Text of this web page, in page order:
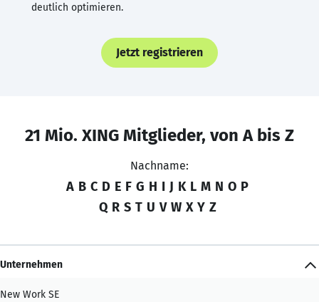
deutlich optimieren.
Jetzt registrieren
21 Mio. XING Mitglieder, von A bis Z
Nachname:
A B C D E F G H I J K L M N O P
Q R S T U V W X Y Z
Unternehmen
New Work SE